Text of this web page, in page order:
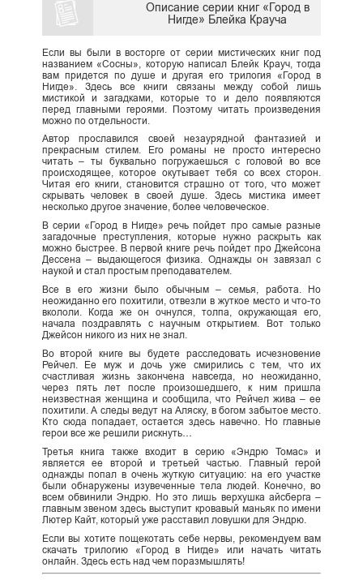
Описание серии книг «Город в
Нигде» Блейка Крауча
Если вы были в восторге от серии мистических книг под
названием «Сосны», которую написал Блейк Крауч, тогда
вам придется по душе и другая его трилогия «Город в
Нигде». Здесь все книги связаны между собой лишь
мистикой и загадками, которые то и дело появляются
перед главными героями. Поэтому читать произведения
можно по отдельности.
Автор прославился своей незаурядной фантазией и
прекрасным стилем. Его романы не просто интересно
читать – ты буквально погружаешься с головой во все
происходящее, которое окутывает тебя со всех сторон.
Читая его книги, становится страшно от того, что может
скрывать человек в своей душе. Здесь мистика имеет
несколько другое значение, более человеческое.
В серии «Город в Нигде» речь пойдет про самые разные
загадочные преступления, которые нужно раскрыть как
можно быстрее. В первой книге речь пойдет про Джейсона
Дессена – выдающегося физика. Однажды он завязал с
наукой и стал простым преподавателем.
Все в его жизни было обычным – семья, работа. Но
неожиданно его похитили, отвезли в жуткое место и что-то
вкололи. Когда же он очнулся, толпа, окружающая его,
начала поздравлять с научным открытием. Вот только
Джейсон никого из них не знал.
Во второй книге вы будете расследовать исчезновение
Рейчел. Ее муж и дочь уже смирились с тем, что их
счастливая жизнь закончена навсегда, но неожиданно,
через пять лет после произошедшего, к ним пришла
неизвестная женщина и сообщила, что Рейчел жива – ее
похитили. А следы ведут на Аляску, в богом забытое место.
Кто сюда попадает, остается здесь навечно. Но главные
герои все же решили рискнуть…
Третья книга также входит в серию «Эндрю Томас» и
является ее второй и третьей частью. Главный герой
однажды попал в очень жуткую ситуацию: на его участке
были обнаружены изувеченные тела людей. Конечно, во
всем обвинили Эндрю. Но это лишь верхушка айсберга –
главным звеном здесь выступит кровавый маньяк по имени
Лютер Кайт, который уже расставил ловушки для Эндрю.
Если вы хотите пощекотать себе нервы, рекомендуем вам
скачать трилогию «Город в Нигде» или начать читать
онлайн. Здесь есть над чем поразмышлять!